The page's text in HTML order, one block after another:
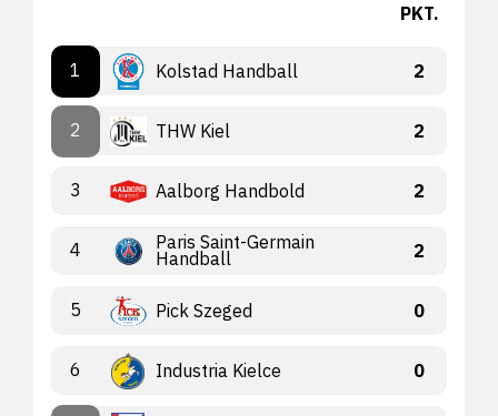
PKT.
1 Kolstad Handball 2
2 THW Kiel 2
3 Aalborg Handbold 2
4 Paris Saint-Germain
Handball 2
5 Pick Szeged 0
6 Industria Kielce 0